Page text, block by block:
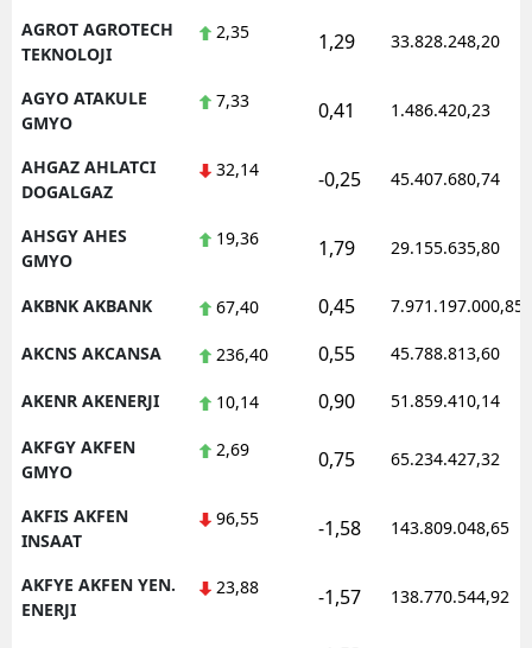
AGROT AGROTECH
TEKNOLOJI
2,35 1,29 33.828.248,20
AGYO ATAKULE
GMYO
7,33 0,41 1.486.420,23
AHGAZ AHLATCI
DOGALGAZ
32,14 -0,25 45.407.680,74
AHSGY AHES
GMYO
19,36 1,79 29.155.635,80
AKBNK AKBANK 67,40 0,45 7.971.197.000,85
AKCNS AKCANSA 236,40 0,55 45.788.813,60
AKENR AKENERJI 10,14 0,90 51.859.410,14
AKFGY AKFEN
GMYO
2,69 0,75 65.234.427,32
AKFIS AKFEN
INSAAT
96,55 -1,58 143.809.048,65
AKFYE AKFEN YEN.
ENERJI
23,88 -1,57 138.770.544,92